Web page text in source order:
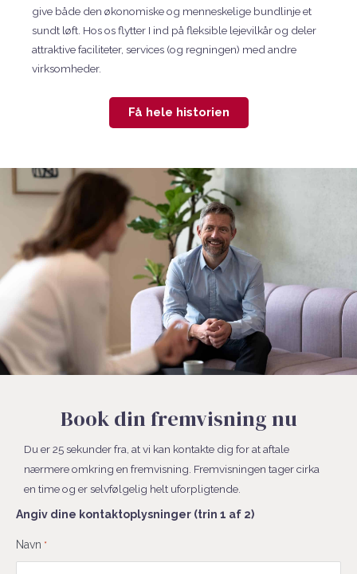
give både den økonomiske og menneskelige bundlinje et
sundt løft. Hos os flytter I ind på fleksible lejevilkår og deler
attraktive faciliteter, services (og regningen) med andre
virksomheder.
Få hele historien
Book din fremvisning nu
Du er 25 sekunder fra, at vi kan kontakte dig for at aftale
nærmere omkring en fremvisning. Fremvisningen tager cirka
en time og er selvfølgelig helt uforpligtende.
Angiv dine kontaktoplysninger (trin 1 af 2)
Navn *
Fornavn